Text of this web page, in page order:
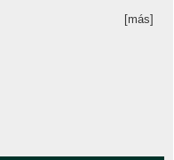
[más]